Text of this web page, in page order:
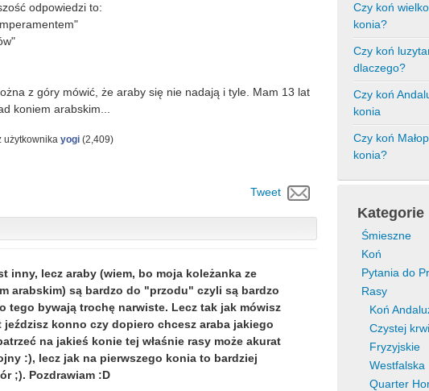
odpowiedzi to:
z góry mówić, że araby się nie nadają i tyle. Mam 13 lat
koniem arabskim...
użytkownika yogi (2,409)
Tweet
inny, lecz araby (wiem, bo moja koleżanka ze
arabskim) są bardzo do "przodu" czyli są bardzo
tego bywają trochę narwiste. Lecz tak jak mówisz
konno czy dopiero chcesz araba jakiego
na jakieś konie tej właśnie rasy może akurat
:), lecz jak na pierwszego konia to bardziej
;). Pozdrawiam :D
Czy koń
konia?
Czy koń
dlaczego?
Czy koń
konia
Czy koń
konia?
Kategorie
Śmieszne
Koń
Pytania do
Rasy
Koń
Czystej
Fryzyjskie
Westfalska
Quarter